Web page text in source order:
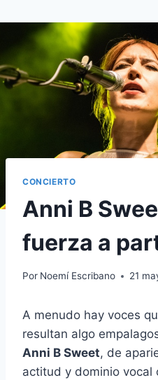
contenido
CONCIERTO
Anni B
fuerza a
Por Noemí Escribano 21
A menudo hay voces
resultan algo
Anni B Sweet, de
actitud y dominio vocal